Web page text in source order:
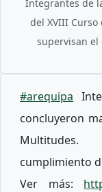
Integrantes de
del XVIII
supervisan el
#arequipa
concluyeron
cumplimiento
Ver más: